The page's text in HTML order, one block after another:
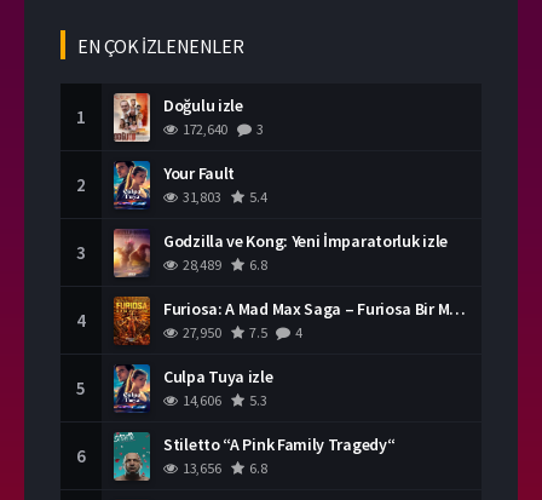
Yerli Filmleri HD izle
EN ÇOK İZLENENLER
1 Doğulu izle
172,640 3
2 Your Fault
31,803 5.4
3 Godzilla ve Kong: Yeni İmparatorluk izle
28,489 6.8
4 Furiosa: A Mad Max Saga – Furiosa Bir Mad Max Destanı
27,950 7.5 4
5 Culpa Tuya izle
14,606 5.3
6 Stiletto “A Pink Family Tragedy“
13,656 6.8